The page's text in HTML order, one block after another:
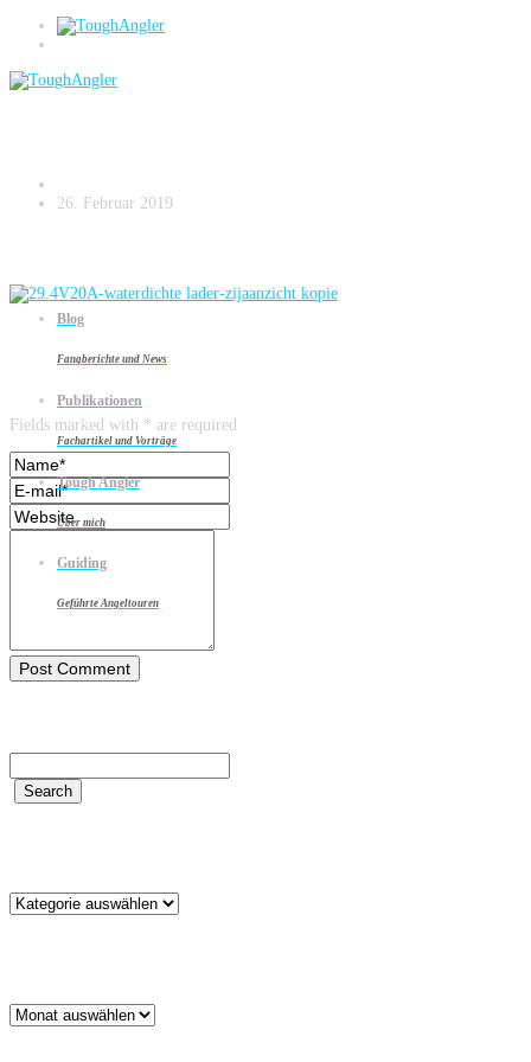
Blog
Fangberichte und News
Publikationen
Fachartikel und Vorträge
Tough Angler
Über mich
Guiding
Geführte Angeltouren
29.4V20A-waterdichte lader-zijaanzicht
26. Februar 2019
Fields marked with * are required
Kategorien
Archiv